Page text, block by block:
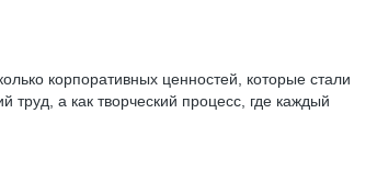
корпоративных ценностей, которые стали
а как творческий процесс, где каждый